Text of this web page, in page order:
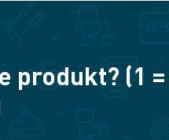
produkt? (1